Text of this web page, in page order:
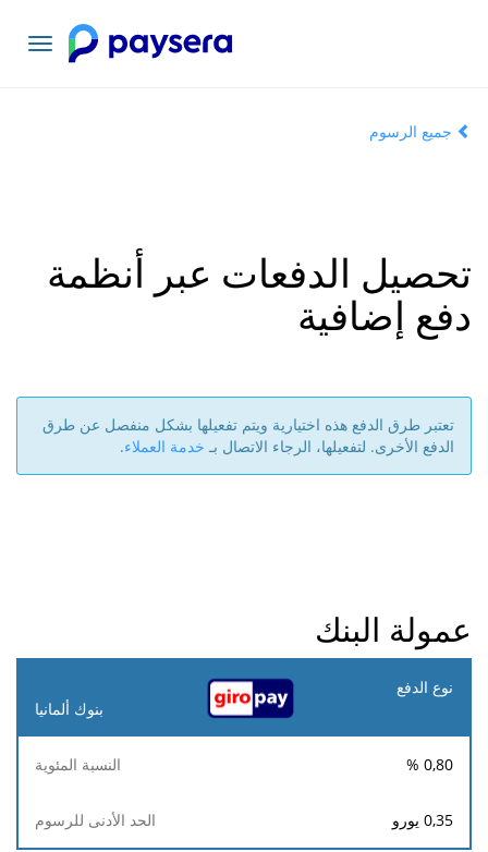
تبديل
التنقل
جميع الرسوم
تحصيل الدفعات عبر أنظمة
دفع إضافية
تعتبر طرق الدفع هذه اختيارية ويتم تفعيلها بشكل منفصل عن طرق
الدفع الأخرى. لتفعيلها، الرجاء الاتصال بـ خدمة العملاء.
عمولة البنك
نوع
النسبة
بنوك ألمانيا
0,80
%
0,35 يورو